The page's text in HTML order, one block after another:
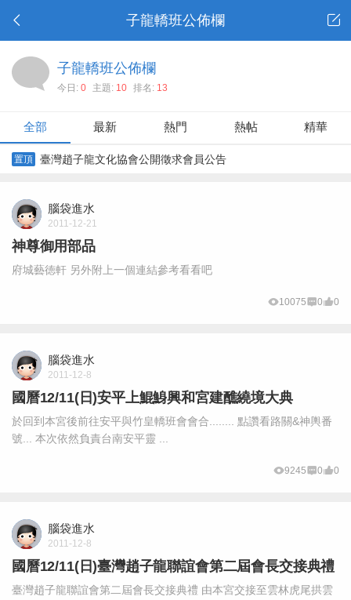
子龍轎班公佈欄
子龍轎班公佈欄
今日: 0 主題: 10 排名: 13
全部 最新 熱門 熱帖 精華
置頂 臺灣趙子龍文化協會公開徵求會員公告
腦袋進水
2011-12-21
神尊御用部品
府城藝徳軒 另外附上一個連結參考看看吧
10075 0 0
腦袋進水
2011-12-8
國曆12/11(日)安平上鯤鯓興和宮建醮繞境大典
於回到本宮後前往安平與竹皇轎班會會合........ 點讚看路關&神輿番
號... 本次依然負責台南安平靈 ...
9245 0 0
腦袋進水
2011-12-8
國曆12/11(日)臺灣趙子龍聯誼會第二屆會長交接典禮
臺灣趙子龍聯誼會第二屆會長交接典禮 由本宮交接至雲林虎尾拱雲